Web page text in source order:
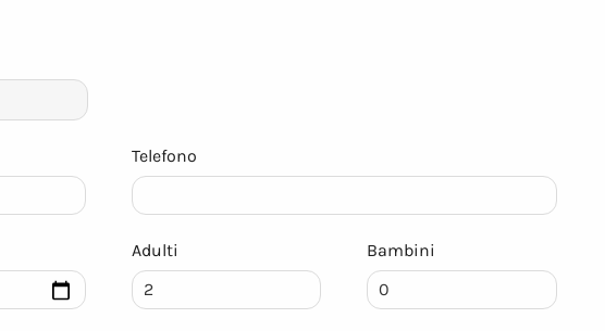
Telefono
Adulti Bambini